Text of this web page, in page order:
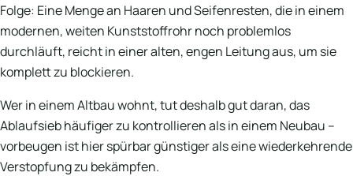
Folge: Eine Menge an Haaren und Seifenresten, die in einem
modernen, weiten Kunststoffrohr noch problemlos
durchläuft, reicht in einer alten, engen Leitung aus, um sie
komplett zu blockieren.
Wer in einem Altbau wohnt, tut deshalb gut daran, das
Ablaufsieb häufiger zu kontrollieren als in einem Neubau –
vorbeugen ist hier spürbar günstiger als eine wiederkehrende
Verstopfung zu bekämpfen.